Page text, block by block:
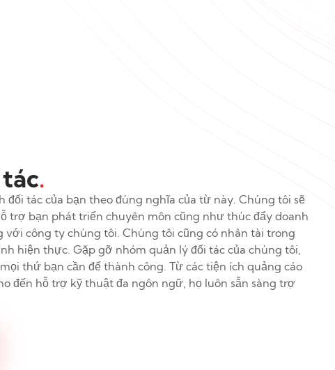
.
tác của bạn theo đúng nghĩa của từ này. Chúng tôi sẽ
trợ bạn phát triển chuyên môn cũng như thúc đẩy doanh
với công ty chúng tôi. Chúng tôi cũng có nhân tài trong
hiện thực. Gặp gỡ nhóm quản lý đối tác của chúng tôi,
thứ bạn cần để thành công. Từ các tiện ích quảng cáo
đến hỗ trợ kỹ thuật đa ngôn ngữ, họ luôn sẵn sàng trợ